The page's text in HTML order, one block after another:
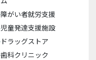
障がい者就労支援
児童発達支援施設
ドラッグストア
歯科クリニック